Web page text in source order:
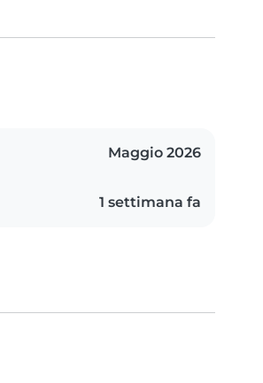
Maggio 2026
1 settimana fa